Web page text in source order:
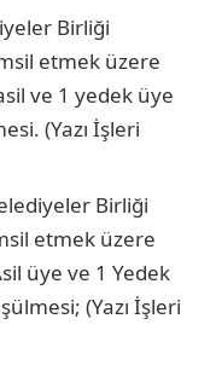
Birliği
etmek üzere
ve 1 yedek üye
(Yazı İşleri
Birliği
etmek üzere
üye ve 1 Yedek
(Yazı İşleri